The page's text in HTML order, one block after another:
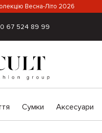
Весна-Літо 2026
67 524 89 99
Сумки Аксесуари